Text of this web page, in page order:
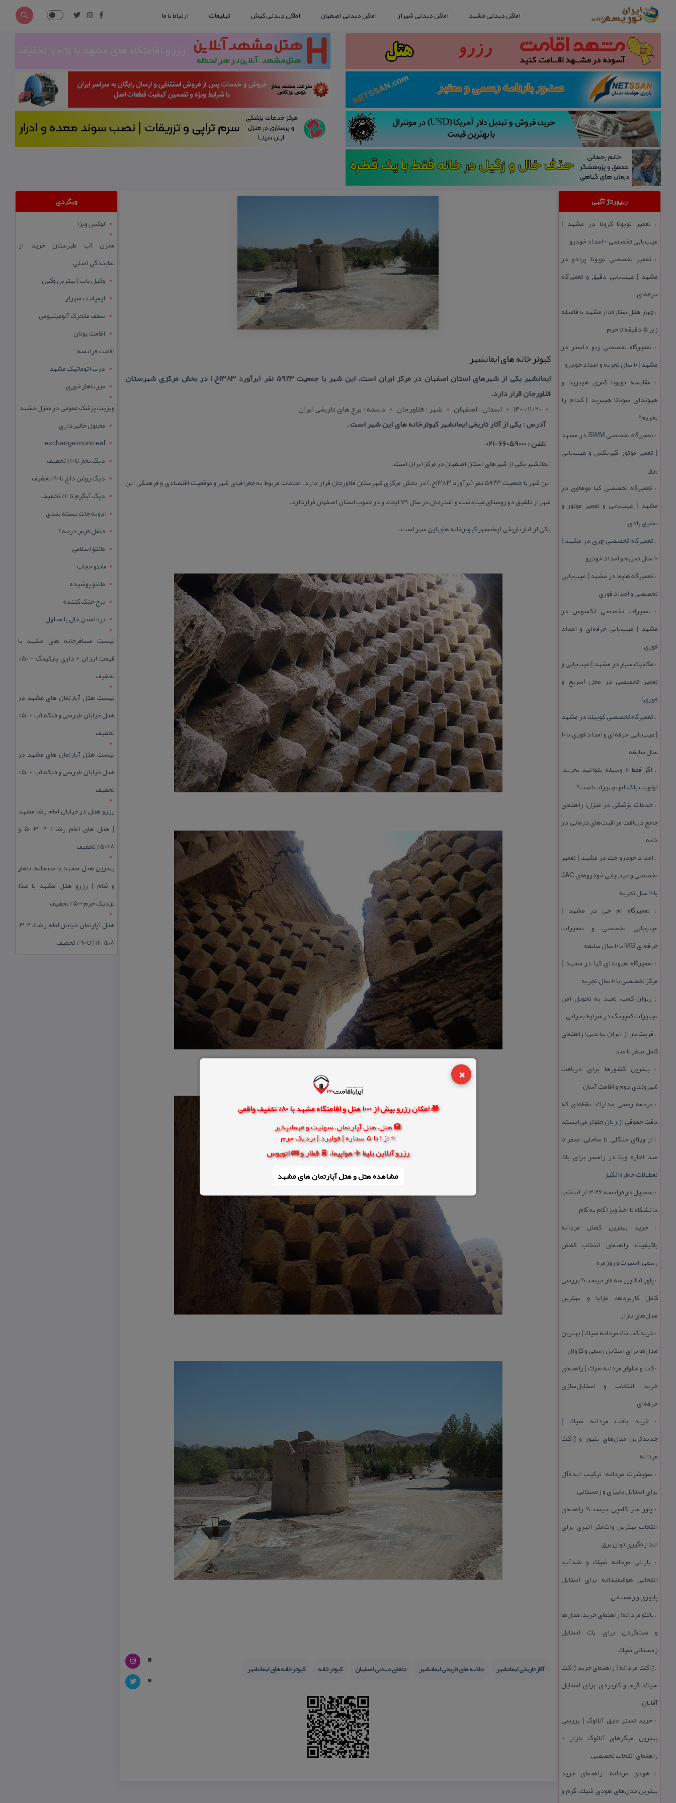
×
🎁 امکان رزرو بیش از 1000 هتل و اقامتگاه مشهد با 80% تخفیف واقعی
🏨 هتل، هتل آپارتمان، سوئیت و مهمانپذیر
⭐ از 1 تا 5 ستاره | فولبرد | نزدیک حرم
رزرو آنلاین بلیط ✈️ هواپیما، 🚆 قطار و 🚌 اتوبوس
مشاهده هتل و هتل‌ آپارتمان های مشهد
اماکن دیدنی مشهد اماکن دیدنی شیراز اماکن دیدنی اصفهان اماکن دیدنی کیش تبلیغات ارتباط با ما
ریپورتاژ آگهی
:: تعمیر تویوتا كرولا در مشهد |
عیب‌یابی تخصصی + امداد خودرو
:: تعمیر تخصصی تویوتا پرادو در
مشهد | عیب‌یابی دقیق و تعمیرگاه
حرفه‌ای
::چهار هتل‌ ستاره‌دار مشهد با فاصله
زیر 5 دقیقه تا حرم
:: تعمیرگاه تخصصی رنو داستر در
مشهد | ۱۰ سال تجربه و امداد خودرو
:: مقایسه تویوتا كمری هیبرید و
هیوندای سوناتا هیبرید | كدام را
بخریم؟
::
تعمیرگاه تخصصی SWM در مشهد
| تعمیر موتور، گیربكس و عیب‌یابی
برق
:: تعمیرگاه تخصصی كیا موهاوی در
مشهد | عیب‌یابی و تعمیر موتور و
تعلیق بادی
:: تعمیرگاه تخصصی چری در مشهد |
۱۰ سال تجربه و امداد خودرو
:: تعمیرگاه هایما در مشهد | عیب‌یابی
تخصصی و امداد فوری
:: تعمیرات تخصصی لكسوس در
مشهد | عیب‌یابی حرفه‌ای و امداد
فوری
:: مكانیك سیار در مشهد | عیب‌یابی و
تعمیر تخصصی در محل (سریع و
فوری)
:: تعمیرگاه تخصصی كوییك در مشهد
| عیب‌یابی حرفه‌ای و امداد فوری با ۱۰
سال سابقه
::
اگر فقط 10 وسیله بتوانید بخرید،
اولویت با كدام تجهیزات است؟
:: خدمات پزشكی در منزل؛ راهنمای
جامع دریافت مراقبت‌های درمانی در
خانه
:: امداد خودرو جك در مشهد | تعمیر
تخصصی و عیب‌یابی خودروهای JAC
با ۱۰ سال تجربه
:: تعمیرگاه ام جی در مشهد |
عیب‌یابی تخصصی و تعمیرات
حرفه‌ای MG با ۱۰ سال سابقه
:: تعمیرگاه هیوندای كیا در مشهد |
مركز تخصصی با ۱۰ سال تجربه
:: ریوان كمپ، تعهد به تحویل امن
تجهیزات كمپینگ در شرایط بحرانی
:: فریت بار از ایران به دبی؛ راهنمای
كامل صفر تا صد
:: بهترین كشورها برای دریافت
شهروندی دوم و اقامت آسان
:: ترجمه رسمی مدارك؛ نقطه‌ای كه
دقت حقوقی از زبان جلوتر می‌ایستد
:: از ویلای جنگلی تا ساحلی، صفر تا
صد اجاره ویلا در رامسر برای یك
تعطیلات خاطره‌انگیز
::
تحصیل در فرانسه 2026؛ از انتخاب
دانشگاه تا اخذ ویزا گام به گام
::خرید بهترین كفش مردانه
باكیفیت؛ راهنمای انتخاب كفش
رسمی، اسپرت و روزمره
:: پاور آنالایزر سه فاز چیست؟ بررسی
كامل كاربردها، مزایا و بهترین
مدل‌های بازار
::خرید كت تك مردانه شیك | بهترین
مدل‌ها برای استایل رسمی و كژوال
::كت و شلوار مردانه شیك | راهنمای
خرید، انتخاب و استایل‌سازی
حرفه‌ای
::خرید بافت مردانه شیك |
جدیدترین مدل‌های پلیور و ژاكت
مردانه
:: سویشرت مردانه؛ تركیب ایده‌آل
برای استایل پاییزی و زمستانی
:: پاور متر كلمپی چیست؟ راهنمای
انتخاب بهترین وات‌متر انبری برای
اندازه‌گیری توان برق
:: بارانی مردانه شیك و ضدآب؛
انتخابی هوشمندانه برای استایل
پاییزی و زمستانی
:: پالتو مردانه؛ راهنمای خرید، مدل‌ها
و ست‌كردن برای یك استایل
زمستانی شیك
::ژاكت مردانه | راهنمای خرید ژاكت
شیك، گرم و كاربردی برای استایل
آقایان
:: خرید تستر عایق آنالوگ | بررسی
بهترین میگرهای آنالوگ بازار +
راهنمای انتخاب تخصصی
:: هودی مردانه؛ راهنمای خرید
بهترین مدل‌های هودی شیك، گرم و
كبوتر خانه های ایمانشهر
ایمانشهر یكی از شهرهای استان اصفهان در مركز ایران است. این شهر با جمعیت ۵۹۲۳ نفر (برآورد ۱۳۸۳خ.) در بخش مركزی شهرستان
فلاورجان قرار دارد.
1400/11/20
استان : اصفهان شهر : فلاورجان
دسته : برج های تاریخی ایران
آدرس : یكی از آثار تاریخی ایمانشهر كبوترخانه های این شهر است .
تلفن : 66059000-021
ایمانشهر یكی از شهرهای استان اصفهان در مركز ایران است.
این شهر با جمعیت ۵۹۲۳ نفر (برآورد ۱۳۸۳خ.) در بخش مركزی شهرستان فلاورجان قرار دارد. اطلاعات مربوط به جغرافیای شهر و موقعیت اقتصادی و فرهنگی این
شهر از تلفیق دو روستای مینادشت و اشترجان در سال ۷۹ ایجاد و در جنوب استان اصفهان قراردارد.
یكی از آثار تاریخی ایمانشهر كبوترخانه های این شهر است .
آثار تاریخی ایمانشهر جاذبه های تاریخی ایمانشهر جاهای دیدنی اصفهان كبوترخانه كبوترخانه های ایمانشهر
وبگردی
لوکس ویزا
مخزن آب طبرستان خرید از
نمایندگی اصلی
وکیل یاب | بهترین وکیل
ایمپلنت شیراز
سقف متحرک آلومینیومی
اقامت یونان
اقامت فرانسه
درب اتوماتیک مشهد
میز ناهار خوری
ویزیت پزشک عمومی در منزل مشهد
محلول خالبرداری
exchange montreal
دیگ بخار تا 10% تخفیف
دیگ روغن داغ تا 10% تخفیف
دیگ آبگرم تا 10% تخفیف
ادویه جات بسته بندی
فلفل قرمز درجه 1
مانتو اسلامی
مانتو حجاب
مانتو پوشیده
برج خنک کننده
برداشتن خال با محلول
لیست مسافرخانه های مشهد با
قیمت ارزان + داری پارکینگ + 50%
تخفیف
لیست هتل آپارتمان های مشهد در
هتل خیابان طبرسی و فلکه آب + 50%
تخفیف
لیست هتل آپارتمان های مشهد در
هتل خیابان طبرسی و فلکه آب + 50%
تخفیف
رزرو هتل در خیابان امام رضا مشهد
| هتل‌ های امام رضا 1، 2، 3، 5 و
8+50% تخفیف
بهترین هتل مشهد با صبحانه، ناهار
و شام | رزرو هتل مشهد با غذا
نزدیک حرم+50% تخفیف
هتل آپارتمان خیابان امام رضا 1، 2، 3،
5،8 ،16 | تا 90 % تخفیف